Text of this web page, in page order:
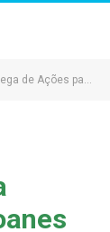
Ações para Salvaterra – Vila de Joanes